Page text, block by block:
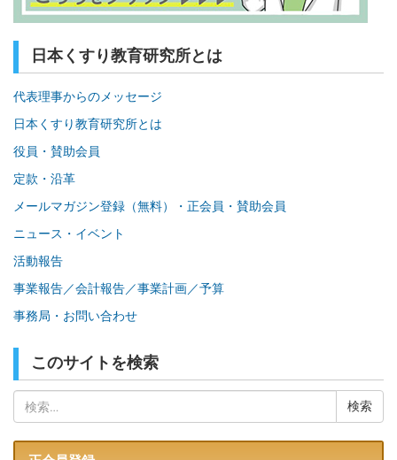
日本くすり教育研究所とは
代表理事からのメッセージ
日本くすり教育研究所とは
役員・賛助会員
定款・沿革
メールマガジン登録（無料）・正会員・賛助会員
ニュース・イベント
活動報告
事業報告／会計報告／事業計画／予算
事務局・お問い合わせ
このサイトを検索
索: